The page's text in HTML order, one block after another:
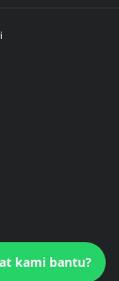
kami bantu?